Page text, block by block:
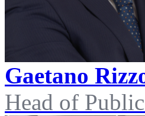
Gaetano
Head of